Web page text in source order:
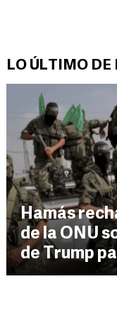
LO ÚLTIMO
Hamás
de la ONU
de Trump